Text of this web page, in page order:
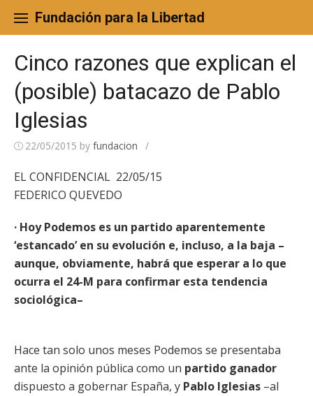
content
Fundación para la Libertad
Cinco razones que explican el
(posible) batacazo de Pablo
Iglesias
22/05/2015 by fundacion /
EL CONFIDENCIAL 22/05/15
FEDERICO QUEVEDO
· Hoy Podemos es un partido aparentemente
‘estancado’ en su evolución e, incluso, a la baja –
aunque, obviamente, habrá que esperar a lo que
ocurra el 24-M para confirmar esta tendencia
sociológica–
Hace tan solo unos meses Podemos se presentaba
ante la opinión pública como un partido ganador
dispuesto a gobernar España, y Pablo Iglesias –al